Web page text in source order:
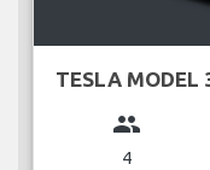
TESLA MODEL
group
4